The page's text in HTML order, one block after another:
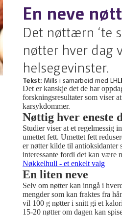
En neve
Det nøttærn ‘te
nøtter hver dag
helsegevinster.
Tekst: Mills i samarbeid med LHL
Det er kanskje det de har
forskningsresultater som viser
karsykdommer.
Nøttig hver eneste
Studier viser at et regelmessig
umettet fett. Umettet fett
er nøtter kilde til antioksidanter
interessante fordi det kan være
Nøkkelhull - et enkelt valg
En liten neve
Selv om nøtter kan inngå i
mengder som kan fraktes fra
vil 100 g nøtter i snitt gi et
15-20 nøtter om dagen kan